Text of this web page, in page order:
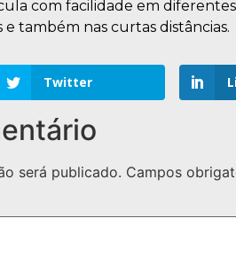
com facilidade em diferentes
também nas curtas distâncias.
Twitter
será publicado. Campos